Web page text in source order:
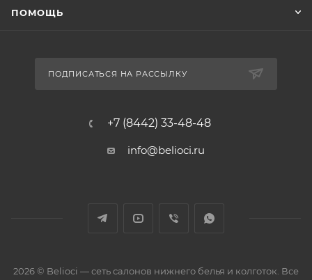
ПОМОЩЬ
ПОДПИСАТЬСЯ НА РАССЫЛКУ
+7 (8442) 33-48-48
info@belioci.ru
2026 © Belioci — сеть салонов нижнего белья и колготок. Все